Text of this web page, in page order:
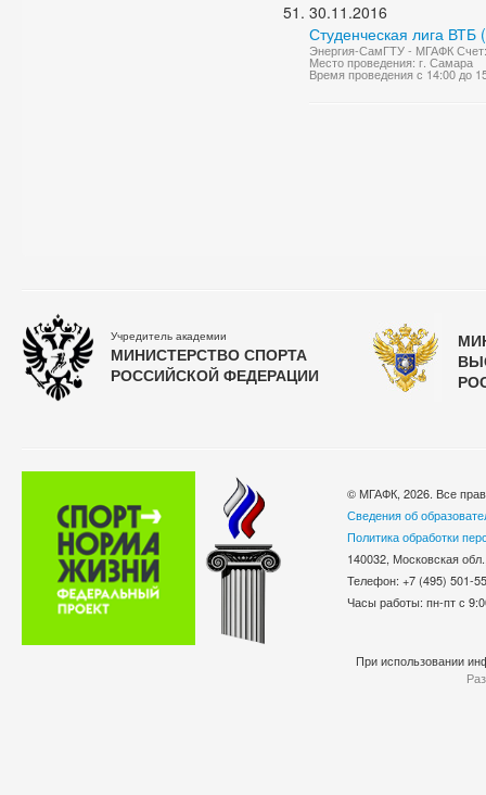
30.11.2016
Студенческая лига ВТБ
Энергия-СамГТУ - МГАФК
Место проведения: г. Самара
Время проведения с 14:00 до
Учредитель академии
МИНИСТЕРСТВО СПОРТА
РОССИЙСКОЙ ФЕДЕРАЦИИ
© МГАФК, 2026. Все
Сведения об
Политика обработки
140032, Московская
Телефон: +7 (495)
Часы работы: пн-пт с
При использовании